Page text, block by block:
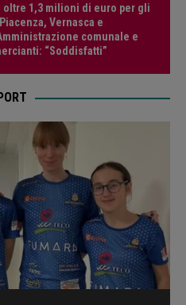
oltre 1,3 milioni di euro per gli
Vernasca e
comunale e
“Soddisfatti”